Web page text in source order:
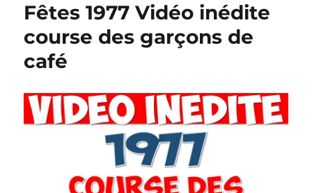
Fêtes 1977 Vidéo inédite
course des garçons de
café